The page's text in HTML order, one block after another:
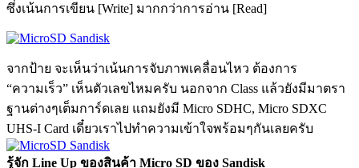
ซึ่งเน้นการเขียน [Write] มากกว่าการอ่าน [Read]
จากป้าย จะเห็นว่าเน้นการจับภาพเคลื่อนไหว ต้องการ
“ความเร็ว” เห็นตัวเลขไหมครับ นอกจาก Class แล้วยังมีมาตรา
ฐานต่างๆเต็มการ์ดเลย แถมยังมี Micro SDHC, Micro SDXC
UHS-I Card เดี๋ยวเราไปทำความเข้าใจพร้อมๆกันเลยครับ
รู้จัก Line Up ของสินค้า Micro SD ของ Sandisk